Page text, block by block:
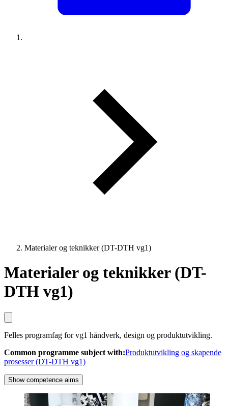
Materialer og teknikker (DT-DTH vg1)
Materialer og teknikker (DT-
DTH vg1)
Felles programfag for vg1 håndverk, design og produktutvikling.
Common programme subject with:Produktutvikling og skapende
prosesser (DT-DTH vg1)
Show competence aims